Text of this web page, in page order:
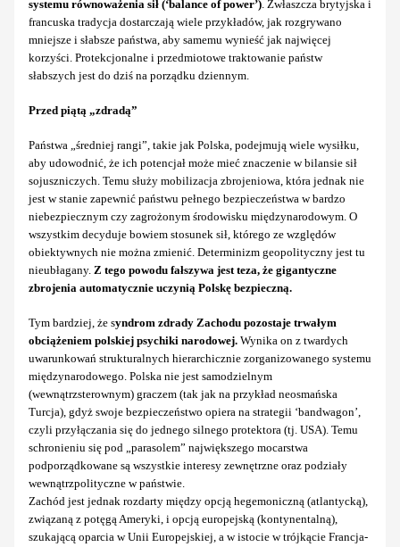
systemu równoważenia sił (‘balance of power’). Zwłaszcza brytyjska i
francuska tradycja dostarczają wiele przykładów, jak rozgrywano
mniejsze i słabsze państwa, aby samemu wynieść jak najwięcej
korzyści. Protekcjonalne i przedmiotowe traktowanie państw
słabszych jest do dziś na porządku dziennym.
Przed piątą „zdradą”
Państwa „średniej rangi”, takie jak Polska, podejmują wiele wysiłku,
aby udowodnić, że ich potencjał może mieć znaczenie w bilansie sił
sojuszniczych. Temu służy mobilizacja zbrojeniowa, która jednak nie
jest w stanie zapewnić państwu pełnego bezpieczeństwa w bardzo
niebezpiecznym czy zagrożonym środowisku międzynarodowym. O
wszystkim decyduje bowiem stosunek sił, którego ze względów
obiektywnych nie można zmienić. Determinizm geopolityczny jest tu
nieubłagany. Z tego powodu fałszywa jest teza, że gigantyczne
zbrojenia automatycznie uczynią Polskę bezpieczną.
Tym bardziej, że syndrom zdrady Zachodu pozostaje trwałym
obciążeniem polskiej psychiki narodowej. Wynika on z twardych
uwarunkowań strukturalnych hierarchicznie zorganizowanego systemu
międzynarodowego. Polska nie jest samodzielnym
(wewnątrzsterownym) graczem (tak jak na przykład neosmańska
Turcja), gdyż swoje bezpieczeństwo opiera na strategii ‘bandwagon’,
czyli przyłączania się do jednego silnego protektora (tj. USA). Temu
schronieniu się pod „parasolem” największego mocarstwa
podporządkowane są wszystkie interesy zewnętrzne oraz podziały
wewnątrzpolityczne w państwie.
Zachód jest jednak rozdarty między opcją hegemoniczną (atlantycką),
związaną z potęgą Ameryki, i opcją europejską (kontynentalną),
szukającą oparcia w Unii Europejskiej, a w istocie w trójkącie Francja-